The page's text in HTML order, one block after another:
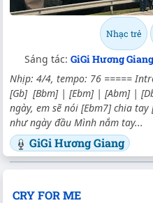
Nhạc trẻ
Sáng tác: GiGi Hương Giang
Nhịp: 4/4, tempo: 76 =====
[Gb] [Bbm] | [Ebm] | [Abm] |
ngày, em sẽ nói [Ebm7] chia
như ngày đầu Mình nắm tay...
GiGi Hương Giang
CRY FOR ME